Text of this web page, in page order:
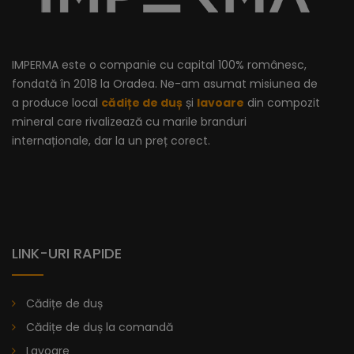
Cădiță De Duș Dalia, Antracit, Cu Sifon Inclus
IMPERMA este o companie cu capital 100% românesc,
fondată în 2018 la Oradea. Ne-am asumat misiunea de
a produce local cădițe de duș și lavoare din compozit
mineral care rivalizează cu marile branduri
internaționale, dar la un preț corect.
LINK-URI RAPIDE
Cădițe de duș
Cădițe de duș la comandă
Lavoare